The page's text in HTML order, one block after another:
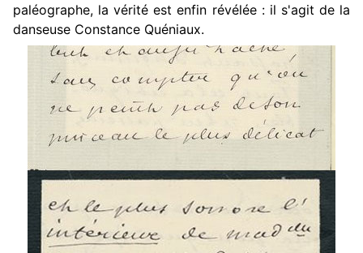
paléographe, la vérité est enfin révélée : il s'agit de la
danseuse Constance Quéniaux.